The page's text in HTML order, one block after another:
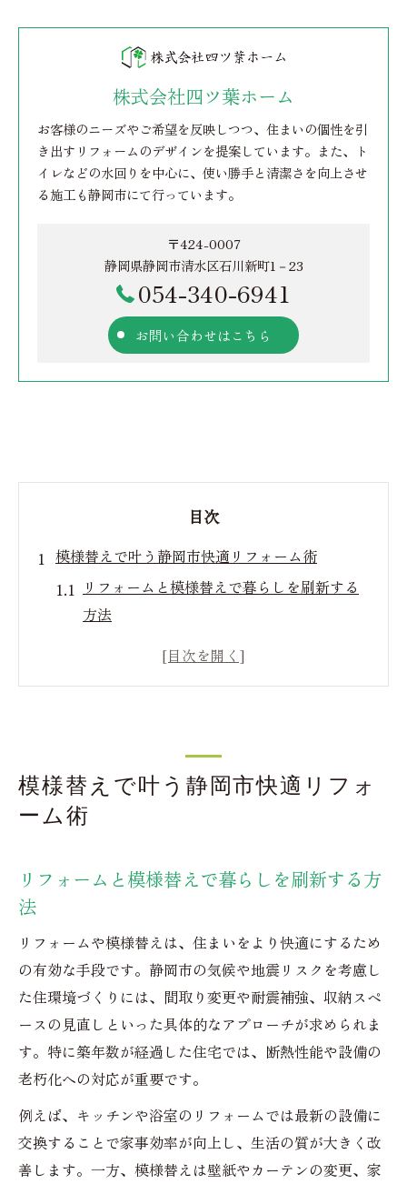
株式会社四ツ葉ホーム
お客様のニーズやご希望を反映しつつ、住まいの個性を引
き出すリフォームのデザインを提案しています。また、ト
イレなどの水回りを中心に、使い勝手と清潔さを向上させ
る施工も静岡市にて行っています。
〒424-0007
静岡県静岡市清水区石川新町1－23
054-340-6941
お問い合わせはこちら
目次
模様替えで叶う静岡市快適リフォーム術
リフォームと模様替えで暮らしを刷新する
方法
静岡市で理想のリフォームを実現するコツ
静岡市リフォーム補助金の申請ポイント
補助金で叶うお得なリフォーム活用術
静岡市の補助金情報とその活用法を解説
住まいの悩み解消へ静岡市で模様替え実践
リフォームで住まいの悩みを根本解決
静岡市で選ぶ模様替え術とリフォーム案
住まいの困りごとに最適なリフォーム対策
リフォーム会社選びで失敗しない工夫とは
模様替え事例で分かるリフォームの効果
静岡市で人気のリフォーム会社選びの極意
リフォーム会社選びで重視すべきポイント
模様替えで叶う静岡市快適リフォ
ーム術
リフォームと模様替えで暮らしを刷新する方
法
リフォームや模様替えは、住まいをより快適にするため
の有効な手段です。静岡市の気候や地震リスクを考慮し
た住環境づくりには、間取り変更や耐震補強、収納スペ
ースの見直しといった具体的なアプローチが求められま
す。特に築年数が経過した住宅では、断熱性能や設備の
老朽化への対応が重要です。
例えば、キッチンや浴室のリフォームでは最新の設備に
交換することで家事効率が向上し、生活の質が大きく改
善します。一方、模様替えは壁紙やカーテンの変更、家